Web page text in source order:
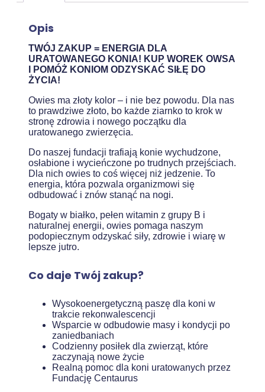
Opis
TWÓJ ZAKUP = ENERGIA DLA
URATOWANEGO KONIA! KUP WOREK OWSA
I POMÓŻ KONIOM ODZYSKAĆ SIŁĘ DO
ŻYCIA!
Owies ma złoty kolor – i nie bez powodu. Dla nas
to prawdziwe złoto, bo każde ziarnko to krok w
stronę zdrowia i nowego początku dla
uratowanego zwierzęcia.
Do naszej fundacji trafiają konie wychudzone,
osłabione i wycieńczone po trudnych przejściach.
Dla nich owies to coś więcej niż jedzenie. To
energia, która pozwala organizmowi się
odbudować i znów stanąć na nogi.
Bogaty w białko, pełen witamin z grupy B i
naturalnej energii, owies pomaga naszym
podopiecznym odzyskać siły, zdrowie i wiarę w
lepsze jutro.
Co daje Twój zakup?
Wysokoenergetyczną paszę dla koni w
trakcie rekonwalescencji
Wsparcie w odbudowie masy i kondycji po
zaniedbaniach
Codzienny posiłek dla zwierząt, które
zaczynają nowe życie
Realną pomoc dla koni uratowanych przez
Fundację Centaurus